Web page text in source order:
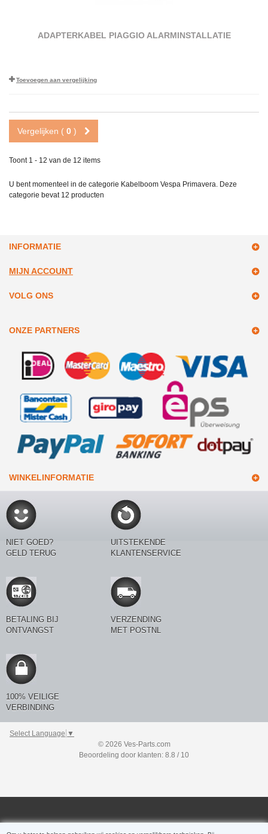
ADAPTERKABEL PIAGGIO ALARMINSTALLATIE
Toevoegen aan vergelijking
Vergelijken ( 0 )
Toont 1 - 12 van de 12 items
U bent momenteel in de categorie Kabelboom Vespa Primavera. Deze
categorie bevat 12 producten
INFORMATIE
MIJN ACCOUNT
VOLG ONS
ONZE PARTNERS
WINKELINFORMATIE
NIET GOED?
GELD TERUG
UITSTEKENDE
KLANTENSERVICE
BETALING BIJ
ONTVANGST
VERZENDING
MET POSTNL
100% VEILIGE
VERBINDING
Select Language ▼
© 2026 Ves-Parts.com
Beoordeling door klanten: 8.8 / 10